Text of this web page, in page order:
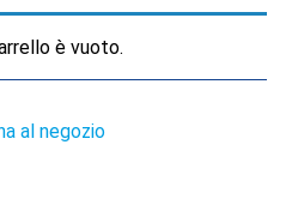
è vuoto.
al negozio